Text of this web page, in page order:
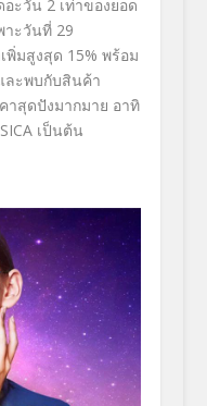
อะวัน 2 เท่าของยอด
าะวันที่ 29
พิ่มสูงสุด 15% พร้อม
ละพบกับสินค้า
สุดปังมากมาย อาทิ
เป็นต้น